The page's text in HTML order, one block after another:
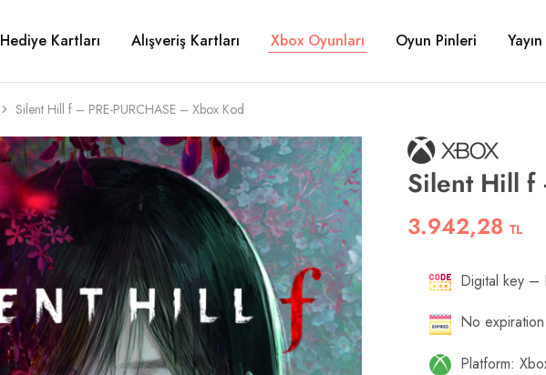
Hediye Kartları Alışveriş Kartları Xbox Oyunları Oyun Pinleri
Silent Hill f – PRE-PURCHASE – Xbox Kod
Silent Hill f
3.942,28 TL
Digital key –
No
Platform: